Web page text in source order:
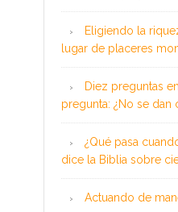
Eligiendo la
lugar de placeres
Diez preguntas
pregunta: ¿No se dan
¿Qué pasa
dice la Biblia sobre
Actuando de